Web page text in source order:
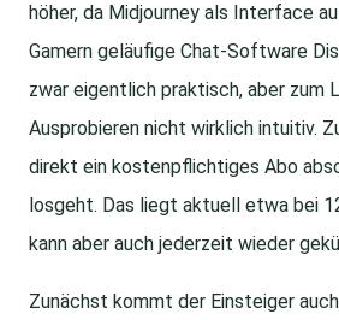
höher, da Midjourney als Interface
Gamern geläufige Chat-Software
zwar eigentlich praktisch, aber zum
Ausprobieren nicht wirklich intuitiv.
direkt ein kostenpflichtiges Abo
losgeht. Das liegt aktuell etwa bei
kann aber auch jederzeit wieder
Zunächst kommt der Einsteiger